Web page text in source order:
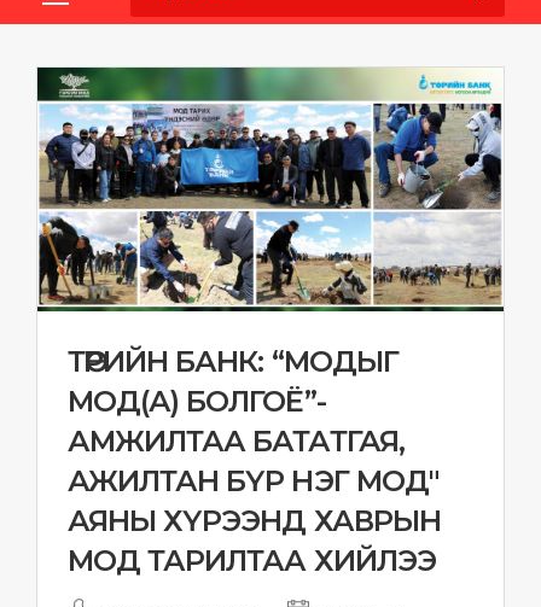
ТӨРИЙН БАНК: “МОДЫГ
МОД(А) БОЛГОЁ”-
АМЖИЛТАА БАТАТГАЯ,
АЖИЛТАН БҮР НЭГ МОД"
АЯНЫ ХҮРЭЭНД ХАВРЫН
МОД ТАРИЛТАА ХИЙЛЭЭ